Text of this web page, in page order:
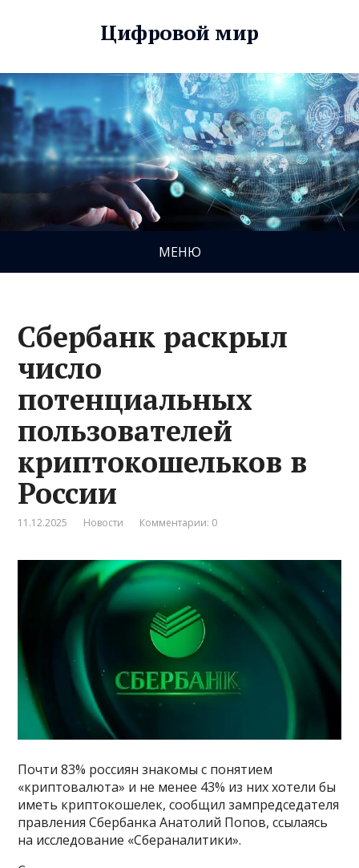
Цифровой мир
МЕНЮ
Сбербанк раскрыл
число
потенциальных
пользователей
криптокошельков в
России
11.12.2025 Новости Комментарии: 0
Почти 83% россиян знакомы с понятием
«криптовалюта» и не менее 43% из них хотели бы
иметь криптокошелек, сообщил зампредседателя
правления Сбербанка Анатолий Попов, ссылаясь
на исследование «Сбераналитики».